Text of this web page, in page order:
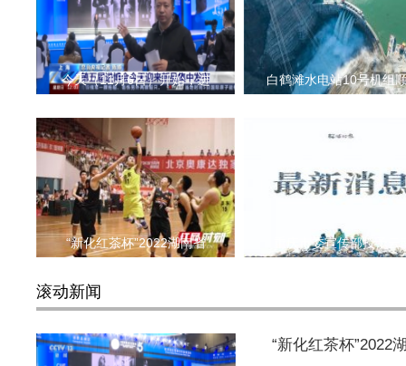
今天（11月6日）开始，进 白鹤滩水电站10号机组
“新化红茶杯”2022湖南省 重庆市委宣传部授予云
滚动新闻
“新化红茶杯”2022